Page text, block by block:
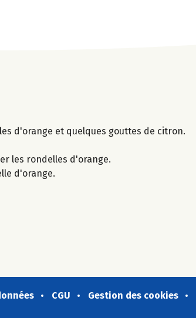
d'orange et quelques gouttes de citron.
les rondelles d'orange.
d'orange.
CGU Gestion des cookies